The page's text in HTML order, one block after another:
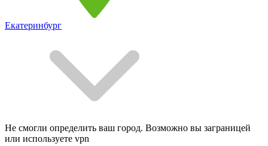
Екатеринбург
Не смогли определить ваш город. Возможно вы заграницей
или используете vpn